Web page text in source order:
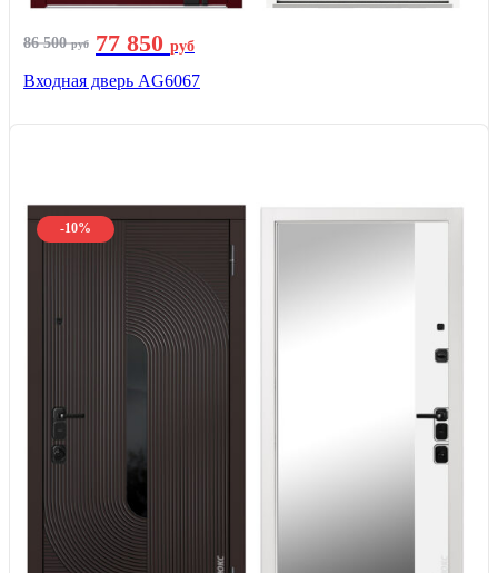
86 500руб 77 850 руб
Входная дверь AG6067
-10%